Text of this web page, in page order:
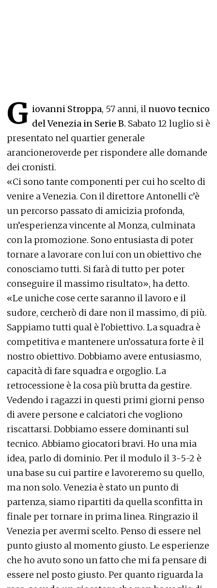
G iovanni Stroppa, 57 anni, il nuovo tecnico
del Venezia in Serie B. Sabato 12 luglio si è
presentato nel quartier generale
arancioneroverde per rispondere alle domande
dei cronisti.
«Ci sono tante componenti per cui ho scelto di
venire a Venezia. Con il direttore Antonelli c’è
un percorso passato di amicizia profonda,
un’esperienza vincente al Monza, culminata
con la promozione. Sono entusiasta di poter
tornare a lavorare con lui con un obiettivo che
conosciamo tutti. Si farà di tutto per poter
conseguire il massimo risultato», ha detto.
«Le uniche cose certe saranno il lavoro e il
sudore, cercherò di dare non il massimo, di più.
Sappiamo tutti qual è l’obiettivo. La squadra è
competitiva e mantenere un’ossatura forte è il
nostro obiettivo. Dobbiamo avere entusiasmo,
capacità di fare squadra e orgoglio. La
retrocessione è la cosa più brutta da gestire.
Vedendo i ragazzi in questi primi giorni penso
di avere persone e calciatori che vogliono
riscattarsi. Dobbiamo essere dominanti sul
tecnico. Abbiamo giocatori bravi. Ho una mia
idea, parlo di dominio. Per il modulo il 3-5-2 è
una base su cui partire e lavoreremo su quello,
ma non solo. Venezia è stato un punto di
partenza, siamo ripartiti da quella sconfitta in
finale per tornare in prima linea. Ringrazio il
Venezia per avermi scelto. Penso di essere nel
punto giusto al momento giusto. Le esperienze
che ho avuto sono un fatto che mi fa pensare di
essere nel posto giusto. Per quanto riguarda la